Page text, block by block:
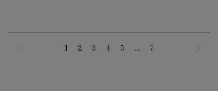
1 2 3 4 5 ... 7